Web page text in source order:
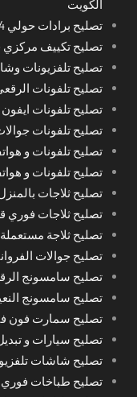
الكويت
تصليح برادات حولي 24 ساعة فني تصليح برادات باكستاني
تصليح تكييف
تصليح تلفزيونات
تصليح تلفونات
تصليح تلفونات
تصليح تلفونات
تصليح تلفونات و
تصليح تلفونات و
تصليح ثلاجات
تصليح ثلاجات
تصليح ثلاجة
تصليح جوالات
تصليح سامسونج
تصليح سامسونج
تصليح سمارت فون في
تصليح سيارات و تبديل
تصليح شاشات
تصليح طباخات فوري